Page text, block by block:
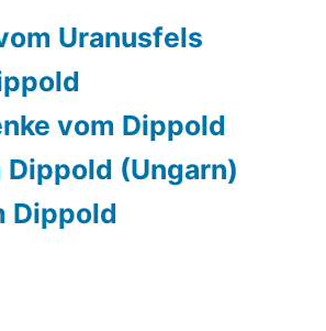
Uranusfels
vom Dippold
(Ungarn)
Dippold